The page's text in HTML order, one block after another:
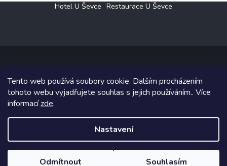
Tento web používá soubory cookie. Dalším procházením
tohoto webu vyjadřujete souhlas s jejich používáním.. Více
informacízde.
Nastavení
Odmítnout Souhlasím
Hotel U Ševce Restaurace U Ševce
Copyright 2026Elektro Klesný s.r.o.. Všechna práva vyhrazena.
Grafický návrh vytvořil a na Shoptet implementoval
Shoptetak.cz.
Vytvořil Shoptet